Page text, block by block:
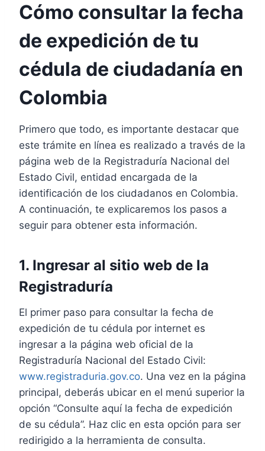
Cómo consultar la fecha
de expedición de tu
cédula de ciudadanía en
Colombia
Primero que todo, es importante destacar que
este trámite en línea es realizado a través de la
página web de la Registraduría Nacional del
Estado Civil, entidad encargada de la
identificación de los ciudadanos en Colombia.
A continuación, te explicaremos los pasos a
seguir para obtener esta información.
1. Ingresar al sitio web de la
Registraduría
El primer paso para consultar la fecha de
expedición de tu cédula por internet es
ingresar a la página web oficial de la
Registraduría Nacional del Estado Civil:
www.registraduria.gov.co. Una vez en la página
principal, deberás ubicar en el menú superior la
opción “Consulte aquí la fecha de expedición
de su cédula”. Haz clic en esta opción para ser
redirigido a la herramienta de consulta.